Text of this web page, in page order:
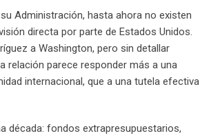
Administración, hasta ahora no existen
directa por parte de Estados Unidos.
a Washington, pero sin detallar
relación parece responder más a una
internacional, que a una tutela efectiva
década: fondos extrapresupuestarios,